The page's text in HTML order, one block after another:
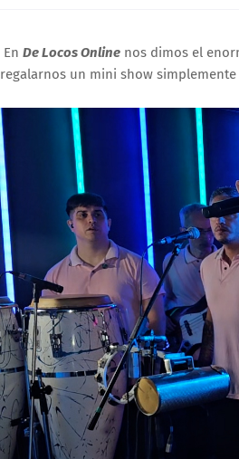
En De Locos Online nos dimos el
regalarnos un mini show